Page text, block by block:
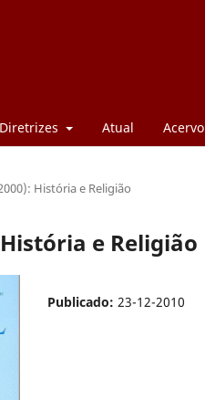
Diretrizes Atual Acervo
História e Religião
e Religião
Publicado: 23-12-2010